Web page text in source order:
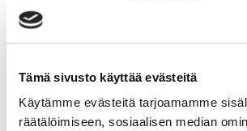
Tämä sivusto käyttää evästeitä
Käytämme evästeitä tarjoamamme
räätälöimiseen, sosiaalisen median
Lepuuttajan
Reuna-, köli-,